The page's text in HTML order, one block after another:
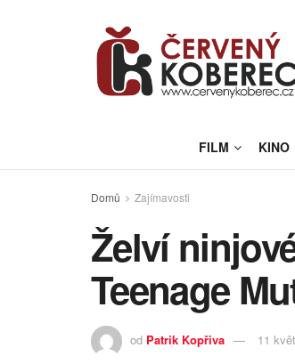
FILM KINO
Domů Zajímavosti
Želví
Teenage
od Patrik Kopřiva 11